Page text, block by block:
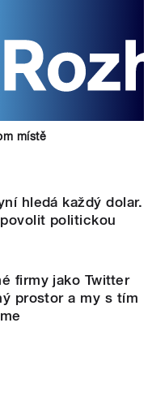
místě
hledá každý dolar.
politickou
firmy jako Twitter
prostor a my s tím